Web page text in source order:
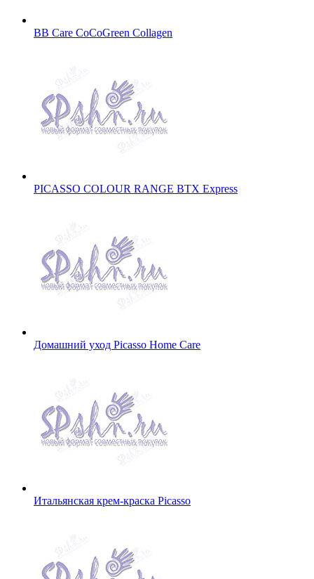
BB Care CoCoGreen Collagen
PICASSO COLOUR RANGE BTX Express
Домашний уход Picasso Home Care
Итальянская крем-краска Picasso